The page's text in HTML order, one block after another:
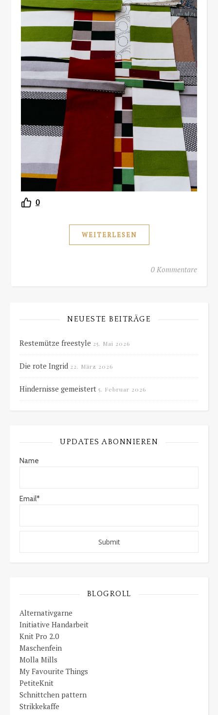
0
WEITERLESEN
0 Kommentare
NEUESTE BEITRÄGE
Restemütze freestyle 25. Mai 2026
Die rote Ingrid 22. März 2026
Hindernisse gemeistert 5. Februar 2026
UPDATES ABONNIEREN
Name
Email*
BLOGROLL
Alternativgarne
Initiative Handarbeit
Knit Pro 2.0
Maschenfein
Molla Mills
My Favourite Things
PetiteKnit
Schnittchen pattern
Strikkekaffe